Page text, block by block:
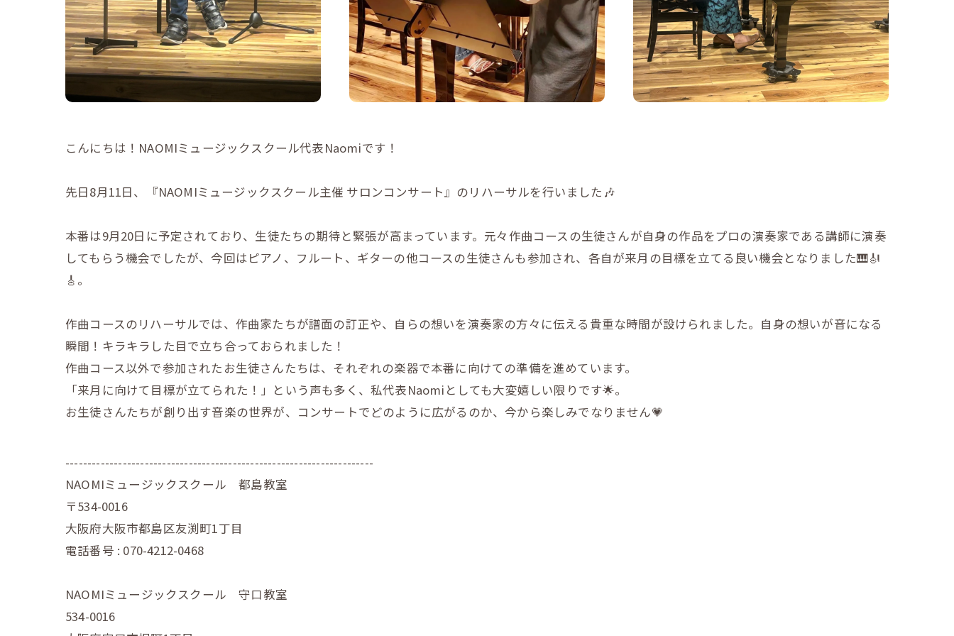
こんにちは！NAOMIミュージックスクール代表Naomiです！
先日8月11日、『NAOMIミュージックスクール主催 サロンコンサート』のリハーサルを行いました🎶
本番は9月20日に予定されており、生徒たちの期待と緊張が高まっています。元々作曲コースの生徒さんが自身の作品をプロの演奏家である講師に演奏
してもらう機会でしたが、今回はピアノ、フルート、ギターの他コースの生徒さんも参加され、各自が来月の目標を立てる良い機会となりました🎹🎻
🎸。
作曲コースのリハーサルでは、作曲家たちが譜面の訂正や、自らの想いを演奏家の方々に伝える貴重な時間が設けられました。自身の想いが音になる
瞬間！キラキラした目で立ち合っておられました！
作曲コース以外で参加されたお生徒さんたちは、それぞれの楽器で本番に向けての準備を進めています。
「来月に向けて目標が立てられた！」という声も多く、私代表Naomiとしても大変嬉しい限りです🌟。
お生徒さんたちが創り出す音楽の世界が、コンサートでどのように広がるのか、今から楽しみでなりません💗
----------------------------------------------------------------------
NAOMIミュージックスクール 都島教室
〒534-0016
大阪府大阪市都島区友渕町1丁目
電話番号 : 070-4212-0468
NAOMIミュージックスクール 守口教室
534-0016